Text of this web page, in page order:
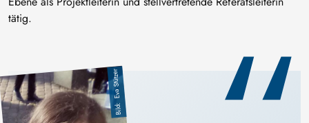
tätig.
Eva Stützer